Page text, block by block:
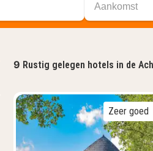
Aankomst
9 Rustig gelegen hotels in de
Zeer goed